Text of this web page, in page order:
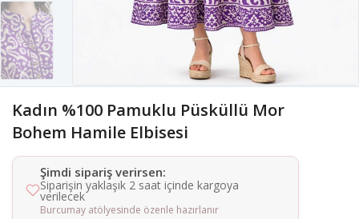
Kadın %100 Pamuklu Püsküllü Mor
Bohem Hamile Elbisesi
Şimdi sipariş verirsen:
Siparişin yaklaşık 2 saat içinde kargoya
verilecek
Burcumay atölyesinde özenle hazırlanır